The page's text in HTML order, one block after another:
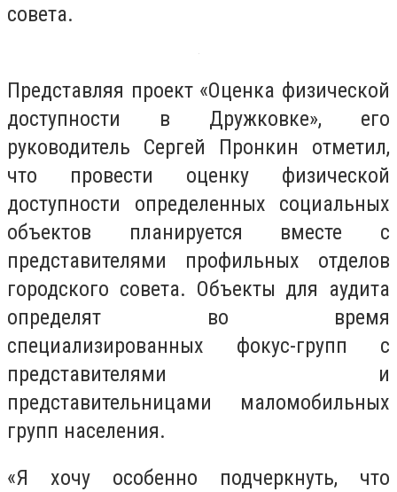
совета.
Представляя проект «Оценка физической
доступности в Дружковке», его
руководитель Сергей Пронкин отметил,
что провести оценку физической
доступности определенных социальных
объектов планируется вместе с
представителями профильных отделов
городского совета. Объекты для аудита
определят во время
специализированных фокус-групп с
представителями и
представительницами маломобильных
групп населения.
«Я хочу особенно подчеркнуть, что